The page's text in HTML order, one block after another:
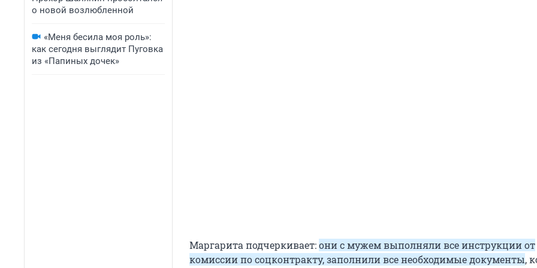
о новой возлюбленной
«Меня бесила моя роль»:
как сегодня выглядит Пуговка
из «Папиных дочек»
Маргарита подчеркивает:они с мужем выполняли все инструкции от
комиссии по соцконтракту, заполнили все необходимые документы,